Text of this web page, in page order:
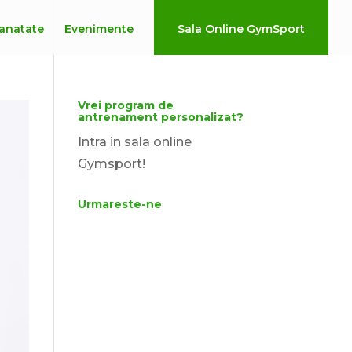
Evenimente Sala Online GymSport
Vrei program de
antrenament personalizat?
Intra in sala online
Gymsport!
Urmareste-ne